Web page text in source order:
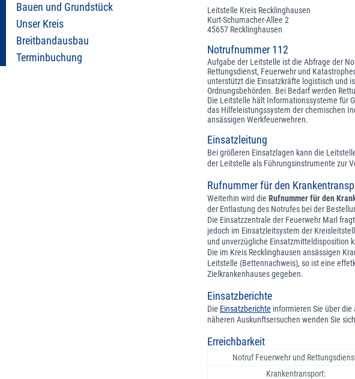
Bauen und Grundstück
Unser Kreis
Breitbandausbau
Terminbuchung
Leitstelle Kreis Recklinghausen
Kurt-Schumacher-Allee 2
45657 Recklinghausen
Notrufnummer 112
Aufgabe der Leitstelle ist die Abfrage der
Rettungsdienst, Feuerwehr und
unterstützt die Einsatzkräfte logistisch und
Ordnungsbehörden. Bei Bedarf werden
Die Leitstelle hält Informationssysteme für
das Hilfeleistungssystem der chemischen
ansässigen Werkfeuerwehren.
Einsatzleitung
Bei größeren Einsatzlagen kann die
der Leitstelle als Führungsinstrumente zur
Rufnummer für den
Weiterhin wird die Rufnummer für den
der Entlastung des Notrufes bei der
Die Einsatzzentrale der Feuerwehr Marl
jedoch im Einsatzleitsystem der
und unverzügliche Einsatzmitteldisposition
Die im Kreis Recklinghausen ansässigen
Leitstelle (Bettennachweis), so ist eine
Zielkrankenhauses gegeben.
Einsatzberichte
Die Einsatzberichte informieren Sie über
näheren Auskunftsersuchen wenden Sie
Erreichbarkeit
Notruf Feuerwehr und
Krankentransport: